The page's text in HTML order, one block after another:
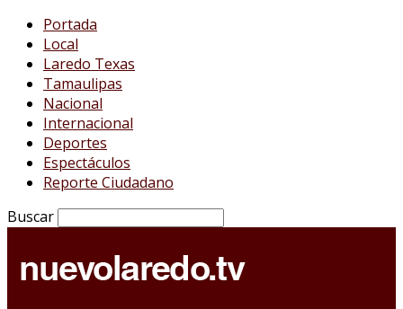
Portada
Local
Laredo Texas
Tamaulipas
Nacional
Internacional
Deportes
Espectáculos
Reporte Ciudadano
Buscar